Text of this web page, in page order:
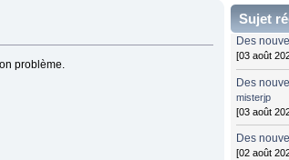
problème.
Sujet
Des
[03 août
Des
misterjp
[03 août
Des
[02 août